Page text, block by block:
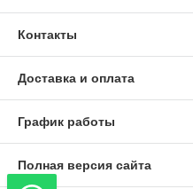
Контакты
Доставка и оплата
График работы
Полная версия сайта